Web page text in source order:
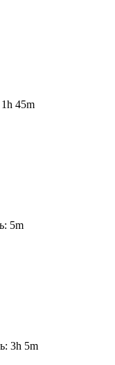
1h 45m
5m
3h 5m